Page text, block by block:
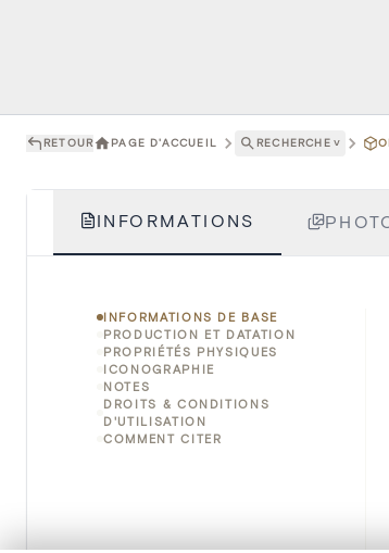
RETOUR PAGE D'ACCUEIL RECHERCHE ˅
INFORMATIONS
INFORMATIONS DE BASE
PRODUCTION ET DATATION
PROPRIÉTÉS PHYSIQUES
ICONOGRAPHIE
NOTES
DROITS & CONDITIONS
D'UTILISATION
COMMENT CITER